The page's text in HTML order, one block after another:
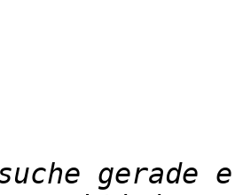
gerade